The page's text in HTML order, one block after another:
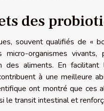
des
souvent qualifiés de «
micro-organismes
des aliments. En
à une meilleure
ont montré que ces
le transit intestinal et